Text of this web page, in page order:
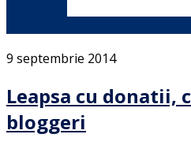
9 septembrie 2014
Leapsa cu donatii,
bloggeri